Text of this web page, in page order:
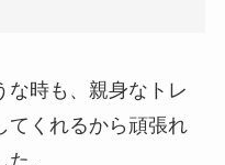
な時も、親身なトレ
てくれるから頑張れ